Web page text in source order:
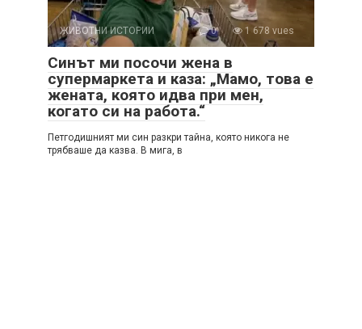
ЖИВОТНИ ИСТОРИИ 0 1 678 vues
Синът ми посочи жена в
супермаркета и каза: „Мамо, това е
жената, която идва при мен,
когато си на работа.“
Петгодишният ми син разкри тайна, която никога не
трябваше да казва. В мига, в